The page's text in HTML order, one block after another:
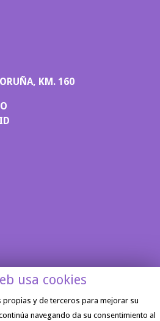
KM. 160
de privacidad| Diseño
usa cookies
propias y de terceros para mejorar su
navegando da su consentimiento al